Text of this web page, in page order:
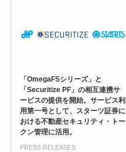
PRESS RELEASES
「OmegaFSシリーズ」と
「Securitize PF」の相互連携サ
ービスの提供を開始。サービス利
用第一号として、スターツ証券に
おける不動産セキュリティ・トー
クン管理に活用。